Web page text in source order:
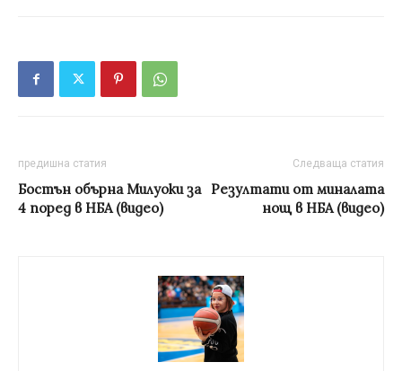
предишна статия
Бостън обърна Милуоки за
4 поред в НБА (видео)
Следваща статия
Резултати от миналата
нощ в НБА (видео)